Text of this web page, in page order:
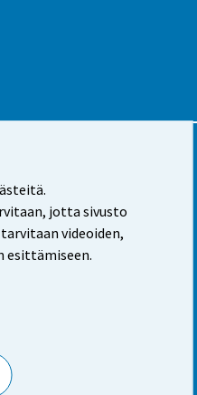
jotta sivusto
videoiden,
esittämiseen.